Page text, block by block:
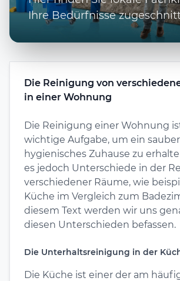
Ihre Bedürfnisse
Die Reinigung von
in einer Wohnung
Die Reinigung einer Wohnung
wichtige Aufgabe, um ein
hygienisches Zuhause zu
es jedoch Unterschiede in der
verschiedener Räume, wie
Küche im Vergleich zum
diesem Text werden wir uns
diesen Unterschieden befassen.
Die Unterhaltsreinigung in der
Die Küche ist einer der am